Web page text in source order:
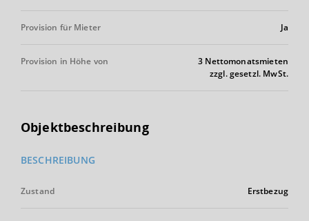
Provision für Mieter Ja
Provision in Höhe von
3 Nettomonatsmieten
zzgl. gesetzl. MwSt.
Objektbeschreibung
BESCHREIBUNG
Zustand Erstbezug